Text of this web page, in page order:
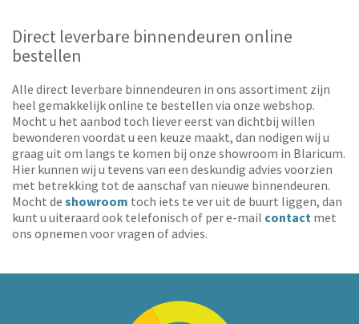
Direct leverbare binnendeuren online
bestellen
Alle direct leverbare binnendeuren in ons assortiment zijn
heel gemakkelijk online te bestellen via onze webshop.
Mocht u het aanbod toch liever eerst van dichtbij willen
bewonderen voordat u een keuze maakt, dan nodigen wij u
graag uit om langs te komen bij onze showroom in Blaricum.
Hier kunnen wij u tevens van een deskundig advies voorzien
met betrekking tot de aanschaf van nieuwe binnendeuren.
Mocht de showroom toch iets te ver uit de buurt liggen, dan
kunt u uiteraard ook telefonisch of per e-mail contact met
ons opnemen voor vragen of advies.